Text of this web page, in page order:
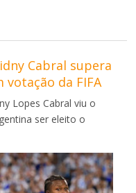
Cabral supera
votação da FIFA
Lopes Cabral viu o
ser eleito o